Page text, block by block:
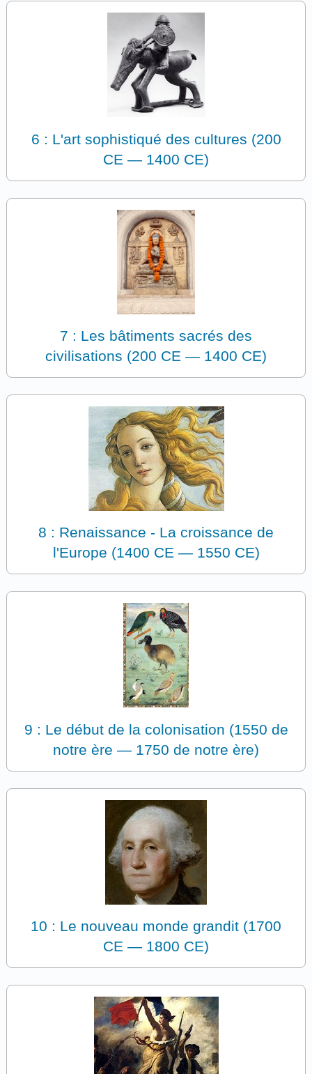
6 : L'art sophistiqué des cultures (200
CE — 1400 CE)
7 : Les bâtiments sacrés des
civilisations (200 CE — 1400 CE)
8 : Renaissance - La croissance de
l'Europe (1400 CE — 1550 CE)
9 : Le début de la colonisation (1550 de
notre ère — 1750 de notre ère)
10 : Le nouveau monde grandit (1700
CE — 1800 CE)